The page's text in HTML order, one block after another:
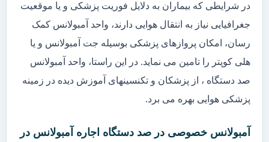
در شرایطی که بیماران به دلایل فوریت پزشکی و یا موقعیت
جغرافیایی نیاز به انتقال هوایی دارند، واحد آمبولانس کمک
رسان، امکان پروازهای پزشکی بوسیله جت آمبولانس و یا
هلی کوپتر را تامین می نماید. در این راستا، واحد آمبولانس
صد دستگاه ، از پزشکان و تکنسینهای آموزش دیده در زمینه
پزشکی هوایی بهره می برد.
آمبولانس خصوصی در صد دستگاه اجاره آمبولانس در